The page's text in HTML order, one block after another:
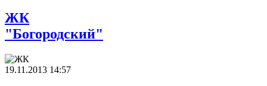
ЖК
"Богородский"
19.11.2013 14:57